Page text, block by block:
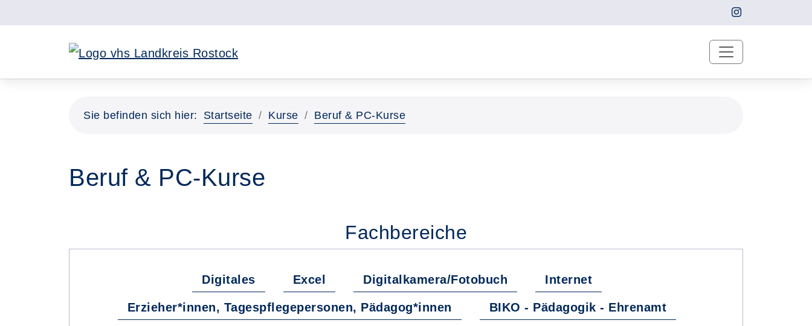
Sie befinden sich hier: Startseite Kurse Beruf & PC-Kurse
Beruf & PC-Kurse
Fachbereiche
Digitales Excel Digitalkamera/Fotobuch Internet
Erzieher*innen, Tagespflegepersonen, Pädagog*innen BIKO - Pädagogik - Ehrenamt